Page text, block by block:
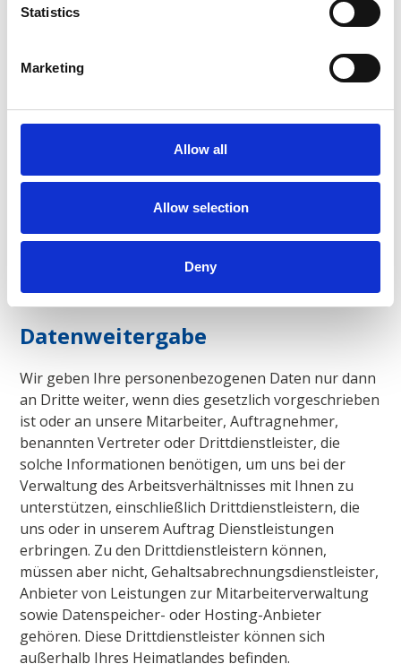
Statistics
Marketing
Allow all
Allow selection
Deny
Überwachung und Berichterstattung zur
Wenn wir ein berechtigtes Interesse daran haben,
für oben nicht genannte Zwecke zu verarbeiten,
werden wir dies nur tun, nachdem wir Sie darüber
informiert und, falls gesetzlich vorgeschrieben, Ihre
vorherige, ausdrückliche Zustimmung eingeholt
Datenweitergabe
Wir geben Ihre personenbezogenen Daten nur dann
an Dritte weiter, wenn dies gesetzlich vorgeschrieben
ist oder an unsere Mitarbeiter, Auftragnehmer,
benannten Vertreter oder Drittdienstleister, die
solche Informationen benötigen, um uns bei der
Verwaltung des Arbeitsverhältnisses mit Ihnen zu
unterstützen, einschließlich Drittdienstleistern, die
uns oder in unserem Auftrag Dienstleistungen
erbringen. Zu den Drittdienstleistern können,
müssen aber nicht, Gehaltsabrechnungsdienstleister,
Anbieter von Leistungen zur Mitarbeiterverwaltung
sowie Datenspeicher- oder Hosting-Anbieter
gehören. Diese Drittdienstleister können sich
außerhalb Ihres Heimatlandes befinden.